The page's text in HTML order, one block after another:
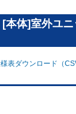
本体]室外ユ
表ダウンロード（